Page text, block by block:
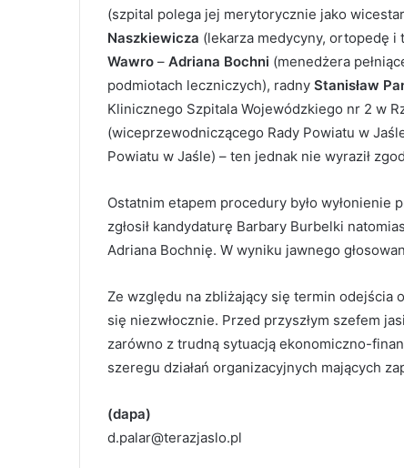
(szpital polega jej merytorycznie jako
Naszkiewicza (lekarza medycyny, ortopedę i
Wawro – Adriana Bochni (menedżera
podmiotach leczniczych), radny Stanisław
Klinicznego Szpitala Wojewódzkiego nr 2 w
(wiceprzewodniczącego Rady Powiatu w
Powiatu w Jaśle) – ten jednak nie wyraził
Ostatnim etapem procedury było
zgłosił kandydaturę Barbary Burbelki
Adriana Bochnię. W wyniku jawnego
Ze względu na zbliżający się termin
się niezwłocznie. Przed przyszłym szefem
zarówno z trudną sytuacją ekonomiczno-
szeregu działań organizacyjnych mających
(dapa)
d.palar@terazjaslo.pl